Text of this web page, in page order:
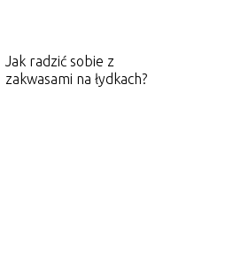
Jak radzić sobie z
zakwasami na łydkach?